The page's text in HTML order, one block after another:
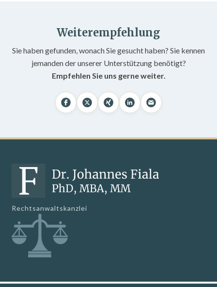
Weiterempfehlung
Sie haben gefunden, wonach Sie gesucht haben? Sie kennen
jemanden der unserer Unterstützung benötigt?
Empfehlen Sie uns gerne weiter.
Rechtsanwaltskanzlei